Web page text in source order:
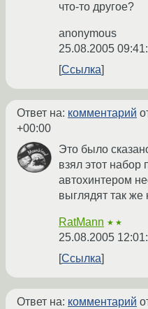
что-то другое?
anonymous
25.08.2005
Ссылка
Ответ на: комментарий
+00:00
Это было
взял этот
автохинтером
выглядят так же
RatMann ★★
25.08.2005
Ссылка
Ответ на: комментарий